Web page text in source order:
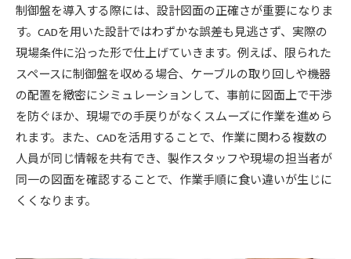
制御盤を導入する際には、設計図面の正確さが重要になりま
す。CADを用いた設計ではわずかな誤差も見逃さず、実際の
現場条件に沿った形で仕上げていきます。例えば、限られた
スペースに制御盤を収める場合、ケーブルの取り回しや機器
の配置を緻密にシミュレーションして、事前に図面上で干渉
を防ぐほか、現場での手戻りがなくスムーズに作業を進めら
れます。また、CADを活用することで、作業に関わる複数の
人員が同じ情報を共有でき、製作スタッフや現場の担当者が
同一の図面を確認することで、作業手順に食い違いが生じに
くくなります。